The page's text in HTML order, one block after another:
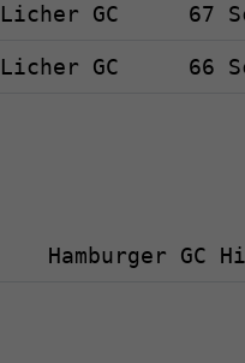
Licher GC 67
Licher GC 66
Hamburger GC